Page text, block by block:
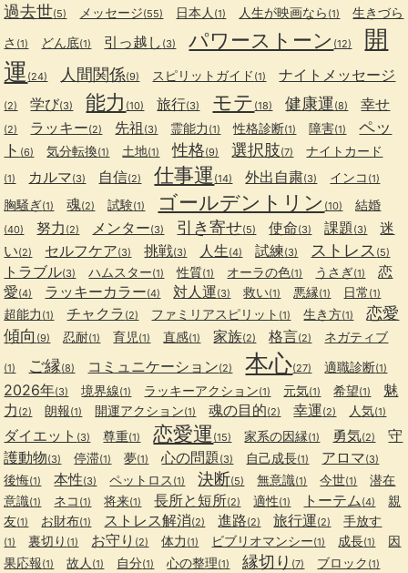
過去世(5) メッセージ(55) 日本人 (1) 人生が映画なら (1)
生きづら
さ (1) どん底(1) 引っ越し (3) パワーストーン (12)
開
運 (24) 人間関係(9) スピリットガイド (1) ナイトメッセージ
(2) 学び(3) 能力 (10) 旅行(3) モテ (18) 健康運(8) 幸せ
(2) ラッキー(2) 先祖 (3) 霊能力 (1) 性格診断(1) 障害(1)
ペッ
ト (6) 気分転換(1) 土地(1) 性格(9) 選択肢(7) ナイトカード
(1) カルマ(3) 自信(2) 仕事運 (14) 外出自粛(3) インコ (1)
胸騒ぎ(1) 魂(2) 試験(1) ゴールデントリン (10) 結婚
(40) 努力 (2) メンター(3) 引き寄せ(5) 使命(3) 課題 (3)
迷
い(2) セルフケア(3) 挑戦(3) 人生(4) 試練(3) ストレス (5)
トラブル(3) ハムスター(1) 性質(1) オーラの色(1) うさぎ(1)
恋
愛(4) ラッキーカラー(4) 対人運(3) 救い(1) 悪縁(1) 日常 (1)
超能力 (1) チャクラ (2) ファミリアスピリット (1) 生き方(1)
恋愛
傾向 (9) 忍耐(1) 育児 (1) 直感(1) 家族(2) 格言(2) ネガティブ
(1) ご縁(8) コミュニケーション(2) 本心(27) 適職診断(1)
2026年(3) 境界線(1) ラッキーアクション(1) 元気(1) 希望(1)
魅
力 (2) 朗報(1) 開運アクション(1) 魂の目的(2) 幸運(2) 人気(1)
ダイエット (3) 尊重(1) 恋愛運 (15) 家系の因縁(1) 勇気(2)
守
護動物(3) 停滞(1) 夢(1) 心の問題 (3) 自己成長(1) アロマ(3)
後悔(1) 本性(3) ペットロス (1) 決断(5) 無意識(1) 今世(1)
潜在
意識(1) ネコ (1) 将来(1) 長所と短所(2) 適性(1) トーテム (4)
親
友(1) お財布(1) ストレス解消(2) 進路(2) 旅行運(2) 手放す
(1) 裏切り (1) お守り (2) 体力 (1) ビブリオマンシー(1) 成長(1)
因
果応報(1) 故人 (1) 自分(1) 心の整理(1) 縁切り (7) ブロック (1)